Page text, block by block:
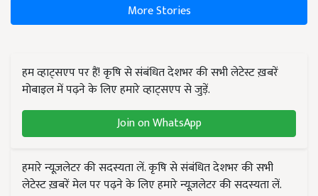
More Stories
हम व्हाट्सएप पर हैं! कृषि से संबंधित देशभर की सभी लेटेस्ट ख़बरें
मोबाइल में पढ़ने के लिए हमारे व्हाट्सएप से जुड़ें.
Join on WhatsApp
हमारे न्यूज़लेटर की सदस्यता लें. कृषि से संबंधित देशभर की सभी
लेटेस्ट ख़बरें मेल पर पढ़ने के लिए हमारे न्यूज़लेटर की सदस्यता लें.